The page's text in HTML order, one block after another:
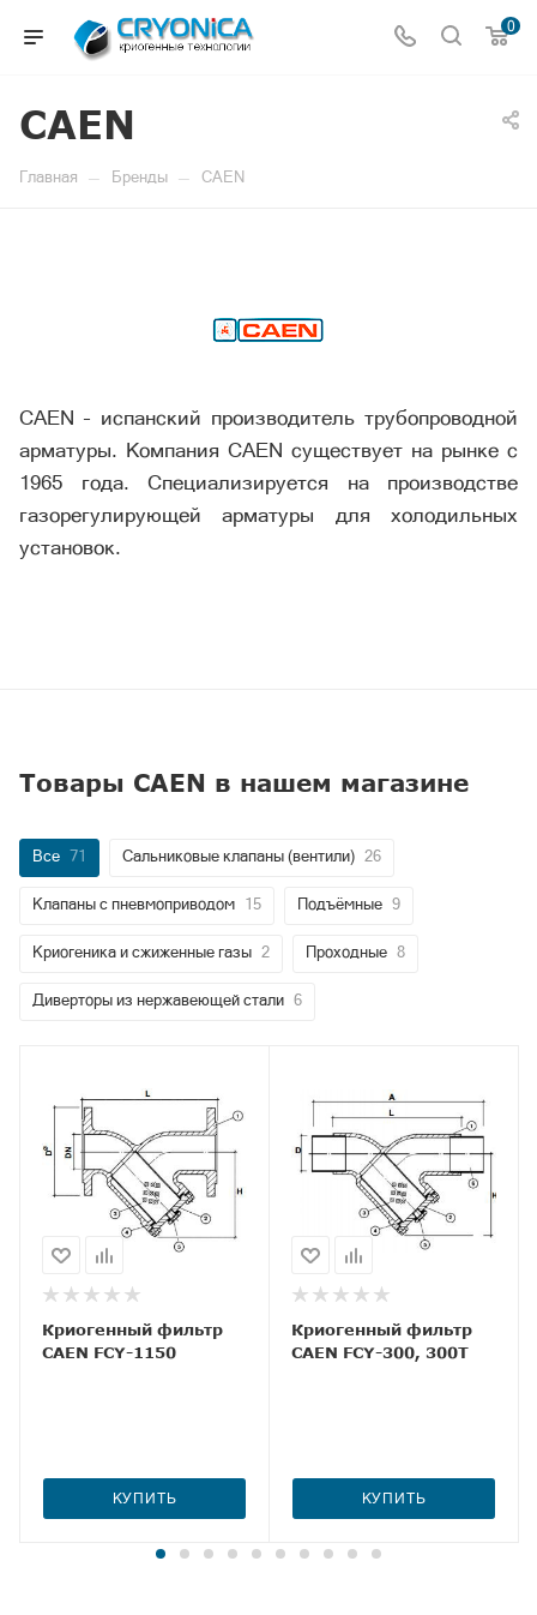
0
CAEN
Главная — Бренды — CAEN
CAEN – испанский производитель трубопроводной
арматуры. Компания CAEN существует на рынке с
1965 года. Специализируется на производстве
газорегулирующей арматуры для холодильных
установок.
Товары CAEN в нашем магазине
Все 71 Сальниковые клапаны (вентили) 26
Клапаны с пневмоприводом 15 Подъёмные 9
Криогеника и сжиженные газы 2 Проходные 8
Диверторы из нержавеющей стали 6
Криогенный фильтр
CAEN FCY-1150
КУПИТЬ
Криогенный фильтр
CAEN FCY-300, 300T
КУПИТЬ